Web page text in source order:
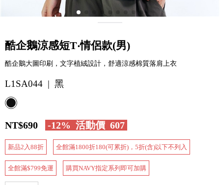
酷企鵝涼感短T‧情侶款(男)
酷企鵝大圖印刷，文字植絨設計，舒適涼感棉質落肩上衣
L1SA044 | 黑
NT$690 -12% 活動價 607
新品2入88折 全館滿1800折180(可累折)，5折(含)以下不列入
全館滿$799免運 購買NAVY指定系列即可加購